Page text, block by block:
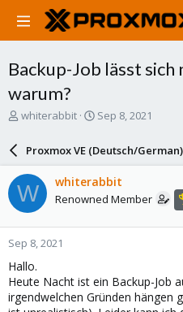
Backup-Job lässt sich
warum?
T
a
d
s
t
a
r
t
e
r
whiterabbit
S
a
r
d
a
e
Sep 8, 2021
Proxmox VE (Deutsch/German)
W whiterabbit
Renowned Member
Sep 8, 2021
Hallo.
Heute Nacht ist ein Backup-Job
irgendwelchen Gründen hängen